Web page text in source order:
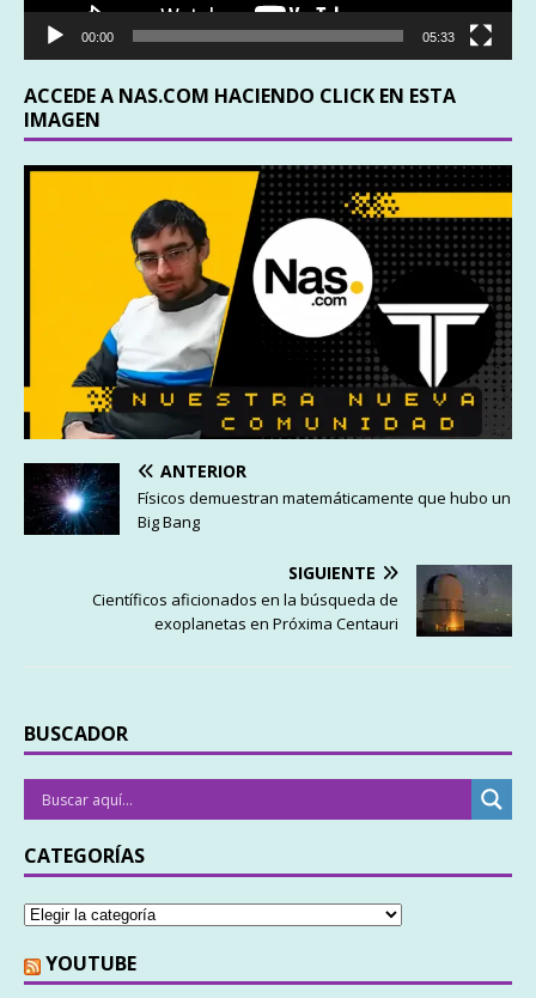
00:00 05:33
ACCEDE A NAS.COM HACIENDO CLICK EN ESTA
IMAGEN
ANTERIOR
Físicos demuestran matemáticamente que hubo un
Big Bang
SIGUIENTE
Científicos aficionados en la búsqueda de
exoplanetas en Próxima Centauri
BUSCADOR
CATEGORÍAS
YOUTUBE